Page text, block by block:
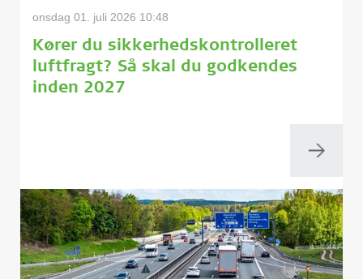
onsdag 01. juli 2026 10:48
Kører du sikkerhedskontrolleret
luftfragt? Så skal du godkendes
inden 2027